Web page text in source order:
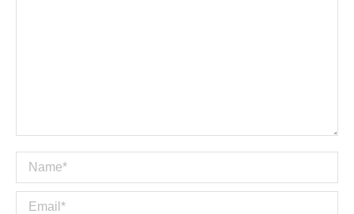
Name *
Email *